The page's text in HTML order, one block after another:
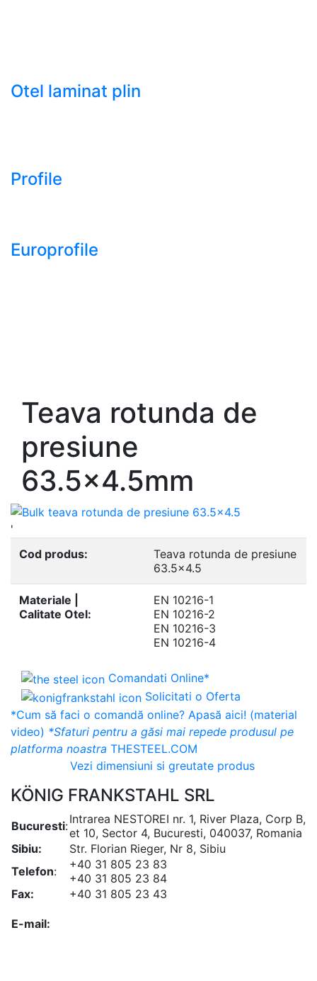
Otel laminat plin
Profile
Europrofile
Teava rotunda de
presiune
63.5x4.5mm
'
Cod produs:
Teava rotunda de presiune
63.5x4.5
Materiale |
Calitate Otel:
EN 10216-1
EN 10216-2
EN 10216-3
EN 10216-4
Comandati Online*
Solicitati o Oferta
*Cum să faci o comandă online? Apasă aici! (material
video) *Sfaturi pentru a găsi mai repede produsul pe
platforma noastra THESTEEL.COM
Vezi dimensiuni si greutate produs
KÖNIG FRANKSTAHL SRL
Bucuresti:Intrarea NESTOREI nr. 1, River Plaza, Corp B,
et 10, Sector 4, Bucuresti, 040037, Romania
Sibiu:
Str. Florian Rieger, Nr 8, Sibiu
Telefon:
+40 31 805 23 83
+40 31 805 23 84
Fax:
+40 31 805 23 43
E-mail: